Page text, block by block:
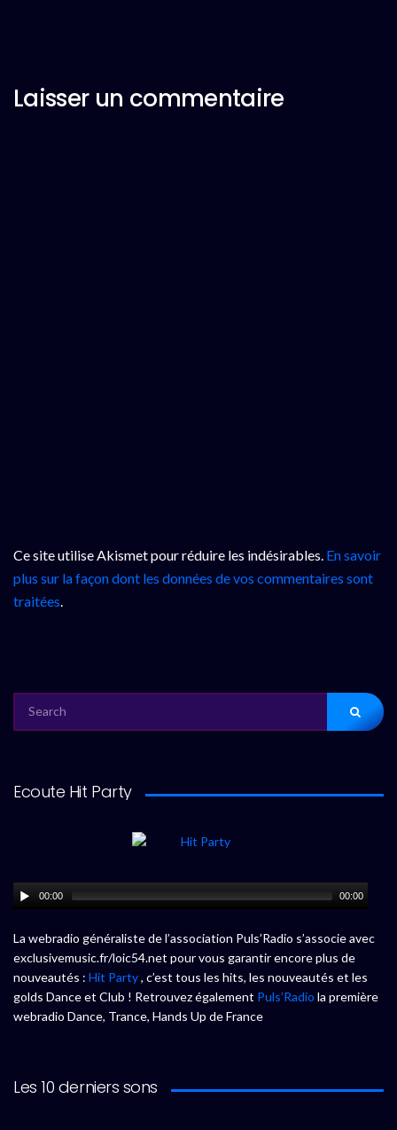
Laisser un commentaire
Ce site utilise Akismet pour réduire les indésirables. En savoir
plus sur la façon dont les données de vos commentaires sont
traitées.
FOR:
Ecoute Hit Party
00:00 00:00
La webradio généraliste de l’association Puls’Radio s’associe avec
exclusivemusic.fr/loic54.net pour vous garantir encore plus de
nouveautés : Hit Party, c’est tous les hits, les nouveautés et les
golds Dance et Club ! Retrouvez également Puls’Radio la première
webradio Dance, Trance, Hands Up de France
Les 10 derniers sons